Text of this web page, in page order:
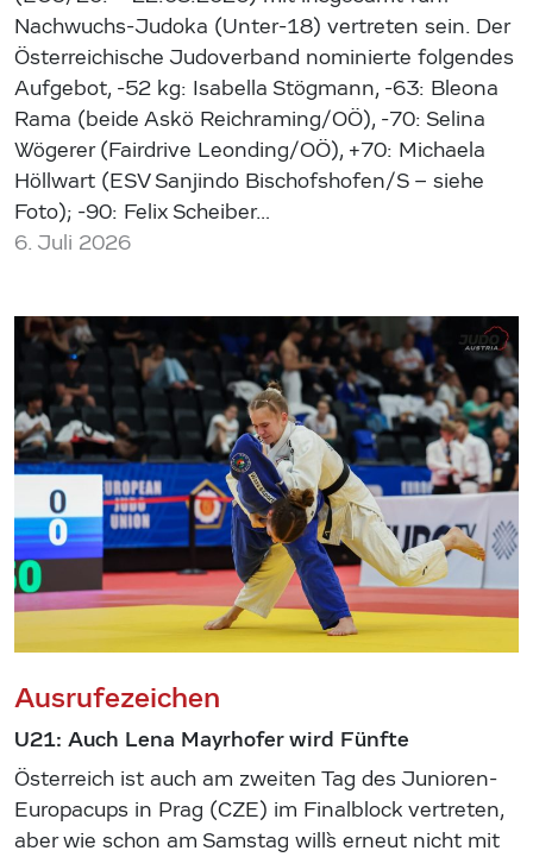
Nachwuchs-Judoka (Unter-18) vertreten sein. Der
Österreichische Judoverband nominierte folgendes
Aufgebot, -52 kg: Isabella Stögmann, -63: Bleona
Rama (beide Askö Reichraming/OÖ), -70: Selina
Wögerer (Fairdrive Leonding/OÖ), +70: Michaela
Höllwart (ESV Sanjindo Bischofshofen/S – siehe
Foto); -90: Felix Scheiber…
6. Juli 2026
Ausrufezeichen
U21: Auch Lena Mayrhofer wird Fünfte
Österreich ist auch am zweiten Tag des Junioren-
Europacups in Prag (CZE) im Finalblock vertreten,
aber wie schon am Samstag will`s erneut nicht mit